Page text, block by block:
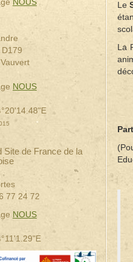
NOUS
Site de France de la
77 24 72
NOUS
Le
La